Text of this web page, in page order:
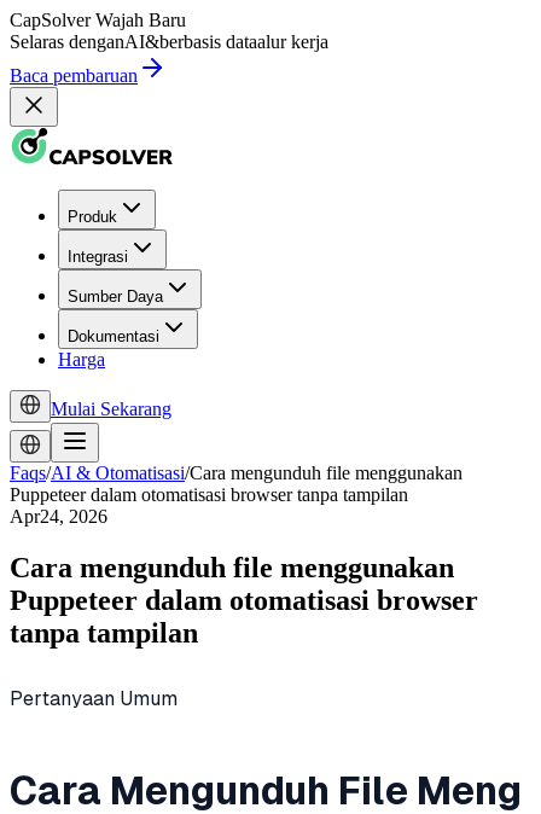
CapSolver Wajah Baru
Selaras denganAI&berbasis dataalur kerja
Baca pembaruan
Produk
Integrasi
Sumber Daya
Dokumentasi
Harga
Mulai Sekarang
Faqs/AI & Otomatisasi/Cara mengunduh file menggunakan
Puppeteer dalam otomatisasi browser tanpa tampilan
Apr24, 2026
Cara mengunduh file menggunakan
Puppeteer dalam otomatisasi browser
tanpa tampilan
Pertanyaan Umum
Cara Mengunduh File Meng